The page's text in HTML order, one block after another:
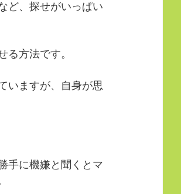
ど、探せがいっぱい
る方法です。
いますが、自身が思
手に機嫌と聞くとマ